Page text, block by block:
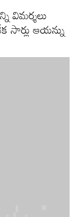
విమర్శలు
ఆయన్ను